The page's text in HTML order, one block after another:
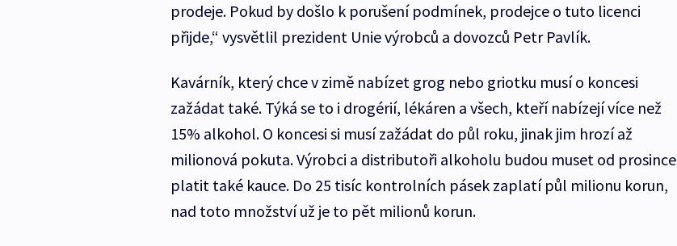
prodeje. Pokud by došlo k porušení podmínek, prodejce o tuto licenci
přijde,“ vysvětlil prezident Unie výrobců a dovozců Petr Pavlík.
Kavárník, který chce v zimě nabízet grog nebo griotku musí o koncesi
zažádat také. Týká se to i drogérií, lékáren a všech, kteří nabízejí více než
15% alkohol. O koncesi si musí zažádat do půl roku, jinak jim hrozí až
milionová pokuta. Výrobci a distributoři alkoholu budou muset od prosince
platit také kauce. Do 25 tisíc kontrolních pásek zaplatí půl milionu korun,
nad toto množství už je to pět milionů korun.